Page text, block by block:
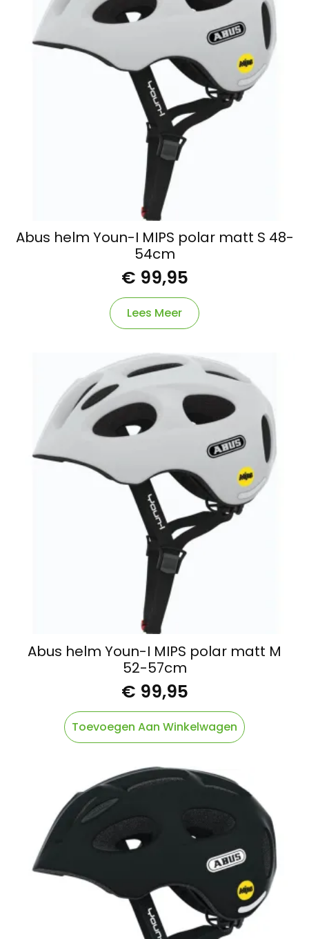
Abus helm Youn-I MIPS polar matt S 48-
54cm
€ 99,95
Lees Meer
Abus helm Youn-I MIPS polar matt M
52-57cm
€ 99,95
Toevoegen Aan Winkelwagen